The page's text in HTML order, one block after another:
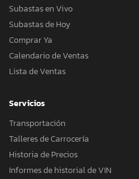
Subastas en Vivo
Subastas de Hoy
Comprar Ya
Calendario de Ventas
Lista de Ventas
Servicios
Transportación
Talleres de Carrocería
Historia de Precios
Informes de historial de VIN